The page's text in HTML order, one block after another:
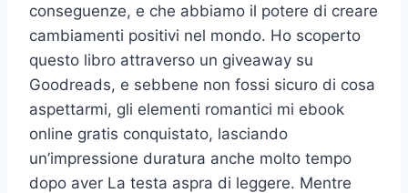
conseguenze, e che abbiamo il potere di creare
cambiamenti positivi nel mondo. Ho scoperto
questo libro attraverso un giveaway su
Goodreads, e sebbene non fossi sicuro di cosa
aspettarmi, gli elementi romantici mi ebook
online gratis conquistato, lasciando
un’impressione duratura anche molto tempo
dopo aver La testa aspra di leggere. Mentre